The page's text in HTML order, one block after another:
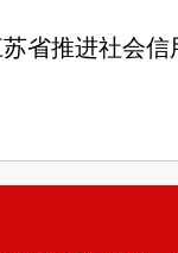
省推进社会